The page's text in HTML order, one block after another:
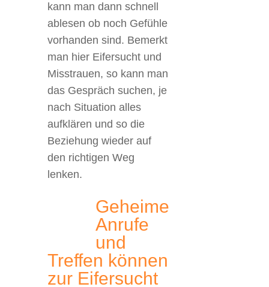
kann man dann schnell
ablesen ob noch Gefühle
vorhanden sind. Bemerkt
man hier Eifersucht und
Misstrauen, so kann man
das Gespräch suchen, je
nach Situation alles
aufklären und so die
Beziehung wieder auf
den richtigen Weg
lenken.
Geheime
Anrufe
und
Treffen können
zur Eifersucht